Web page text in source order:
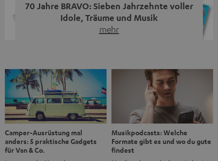
70 Jahre BRAVO: Sieben Jahrzehnte voller
Idole, Träume und Musik
mehr
1956 begleitet das Magazin Jugendliche durch Rock und
Pop, kleine Schwärmereien und große Fragen. Zum 70.
Jubiläum werfen wir einen Blick zurück. Vom Filmheft zur
Jugendmarke: Wie die BRAVO ihren Ton fand Als die […]
Camper-Ausrüstung mal
anders: 5 praktische Gadgets
für Van & Co.
Musikpodcasts: Welche
Formate gibt es und wo du gute
findest